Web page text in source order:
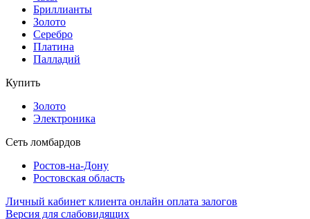
Бриллиaнты
Золото
Серебро
Платина
Палладий
Купить
Золото
Электроника
Сеть ломбардов
Ростов-на-Дону
Ростовcкая область
Личный кабинет клиента онлайн оплата залогов
Версия для слабовидящих